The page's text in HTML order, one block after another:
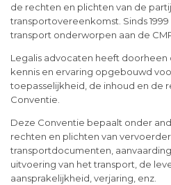
de rechten en plichten van de
transportovereenkomst. Sinds
transport onderworpen aan de
Legalis advocaten heeft
kennis en ervaring opgebouwd
toepasselijkheid, de inhoud en de
Conventie.
Deze Conventie bepaalt onder
rechten en plichten van
transportdocumenten,
uitvoering van het transport, de
aansprakelijkheid, verjaring, enz.